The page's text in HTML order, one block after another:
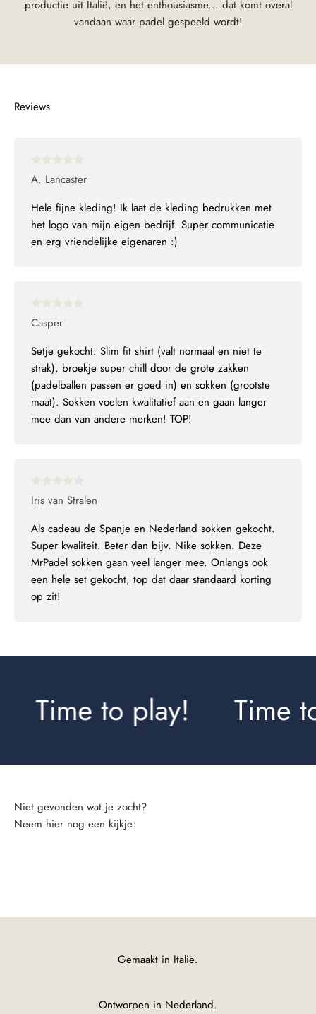
productie uit Italië, en het enthousiasme... dat komt overal
vandaan waar padel gespeeld wordt!
A. Lancaster
Hele fijne kleding! Ik laat de kleding bedrukken met
het logo van mijn eigen bedrijf. Super communicatie
en erg vriendelijke eigenaren :)
Casper
Setje gekocht. Slim fit shirt (valt normaal en niet te
strak), broekje super chill door de grote zakken
(padelballen passen er goed in) en sokken (grootste
maat). Sokken voelen kwalitatief aan en gaan langer
mee dan van andere merken! TOP!
Iris van Stralen
Als cadeau de Spanje en Nederland sokken gekocht.
Super kwaliteit. Beter dan bijv. Nike sokken. Deze
MrPadel sokken gaan veel langer mee. Onlangs ook
een hele set gekocht, top dat daar standaard korting
op zit!
Time to play! Time
Neem hier nog een kijkje:
Gemaakt in Italië.
Ontworpen in Nederland.